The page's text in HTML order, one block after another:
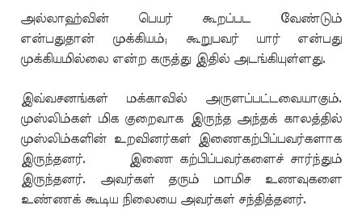
அல்லாஹ்வின் பெயர் கூறப்பட வேண்டும்
என்பதுதான் முக்கியம்; கூறுபவர் யார் என்பது
முக்கியமில்லை என்ற கருத்து இதில் அடங்கியுள்ளது.
இவ்வசனங்கள் மக்காவில் அருளப்பட்டவையாகும்.
முஸ்லிம்கள் மிக குறைவாக இருந்த அந்தக் காலத்தில்
முஸ்லிம்களின் உறவினர்கள் இணைகற்பிப்பவர்களாக
இருந்தனர். இணை கற்பிப்பவர்களைச் சார்ந்தும்
இருந்தனர். அவர்கள் தரும் மாமிச உணவுகளை
உண்ணக் கூடிய நிலையை அவர்கள் சந்தித்தனர்.